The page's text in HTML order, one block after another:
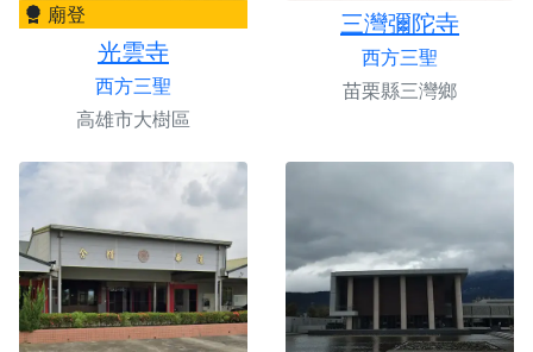
廟登
光雲寺
西方三聖
高雄市大樹區
三灣彌陀寺
西方三聖
苗栗縣三灣鄉